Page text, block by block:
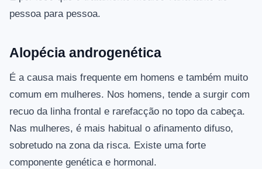
pessoa para pessoa.
Alopécia androgenética
É a causa mais frequente em homens e também muito
comum em mulheres. Nos homens, tende a surgir com
recuo da linha frontal e rarefacção no topo da cabeça.
Nas mulheres, é mais habitual o afinamento difuso,
sobretudo na zona da risca. Existe uma forte
componente genética e hormonal.